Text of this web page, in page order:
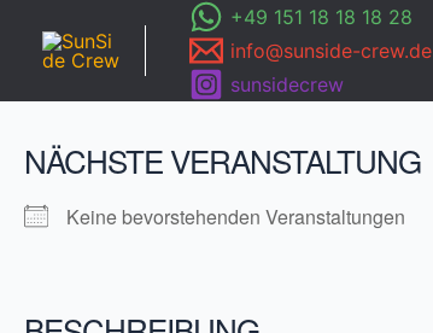
Inhalt
springen
+49 151 18 18 18 28
info@sunside-crew.de
sunsidecrew
NÄCHSTE VERANSTALTUNG
Keine bevorstehenden Veranstaltungen